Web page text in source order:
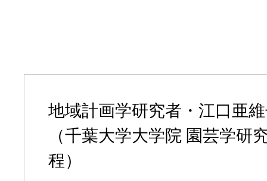
地域計画学研究者・江口亜
（千葉大学大学院 園芸学研
程）